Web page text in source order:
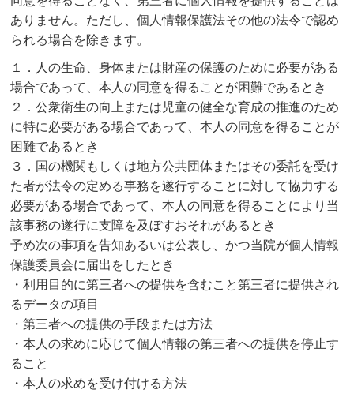
ありません。ただし、個人情報保護法その他の法令で認め
られる場合を除きます。
１．人の生命、身体または財産の保護のために必要がある
場合であって、本人の同意を得ることが困難であるとき
２．公衆衛生の向上または児童の健全な育成の推進のため
に特に必要がある場合であって、本人の同意を得ることが
困難であるとき
３．国の機関もしくは地方公共団体またはその委託を受け
た者が法令の定める事務を遂行することに対して協力する
必要がある場合であって、本人の同意を得ることにより当
該事務の遂行に支障を及ぼすおそれがあるとき
予め次の事項を告知あるいは公表し、かつ当院が個人情報
保護委員会に届出をしたとき
・利用目的に第三者への提供を含むこと第三者に提供され
るデータの項目
・第三者への提供の手段または方法
・本人の求めに応じて個人情報の第三者への提供を停止す
ること
・本人の求めを受け付ける方法